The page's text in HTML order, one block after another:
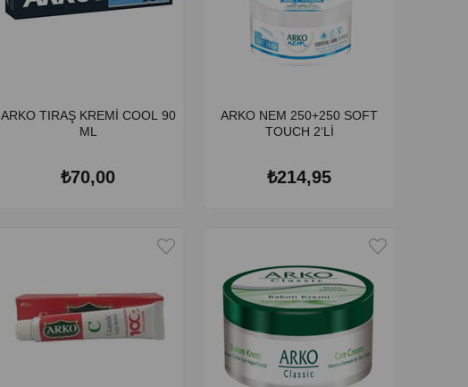
ARKO TIRAŞ KREMİ COOL 90
ML
₺70,00
ARKO NEM 250+250 SOFT
TOUCH 2‘Lİ
₺214,95